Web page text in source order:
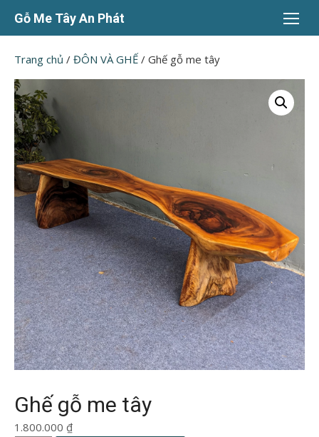
Chuyển
dung
Gỗ Me Tây An Phát
Trang chủ / ĐÔN VÀ GHẾ / Ghế gỗ me tây
Ghế gỗ me tây
1.800.000 ₫